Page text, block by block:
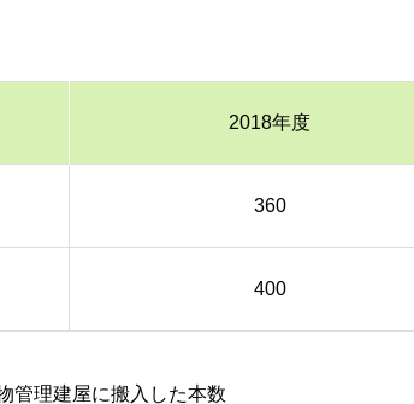
2018年度
360
400
管理建屋に搬入した本数